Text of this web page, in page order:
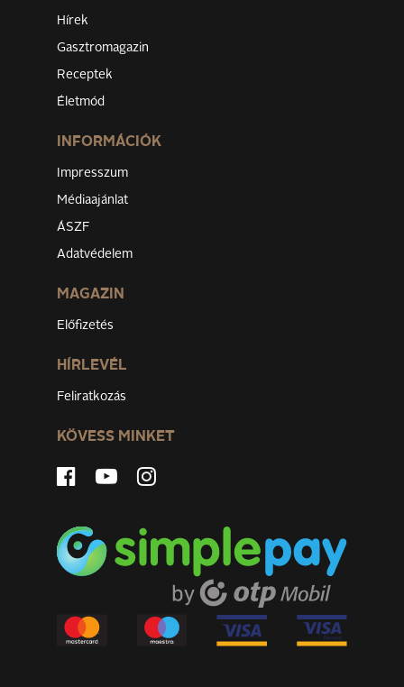
Hírek
Gasztromagazin
Receptek
Életmód
INFORMÁCIÓK
Impresszum
Médiaajánlat
ÁSZF
Adatvédelem
MAGAZIN
Előfizetés
HÍRLEVÉL
Feliratkozás
KÖVESS MINKET